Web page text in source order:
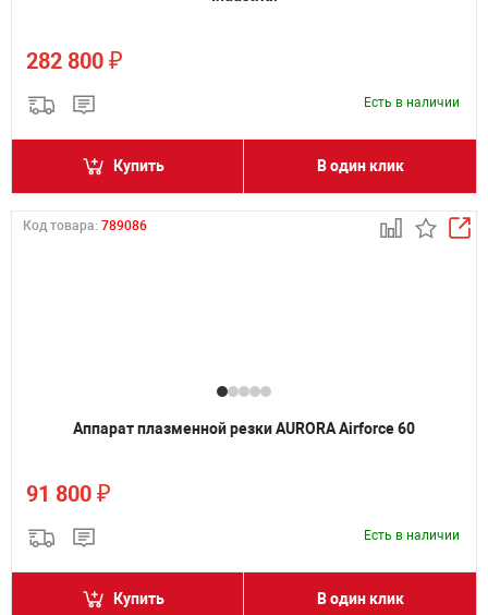
282 800 ₽
Есть в наличии
Купить В один клик
Код товара: 789086
Аппарат плазменной резки AURORA Airforce 60
91 800 ₽
Есть в наличии
Купить В один клик